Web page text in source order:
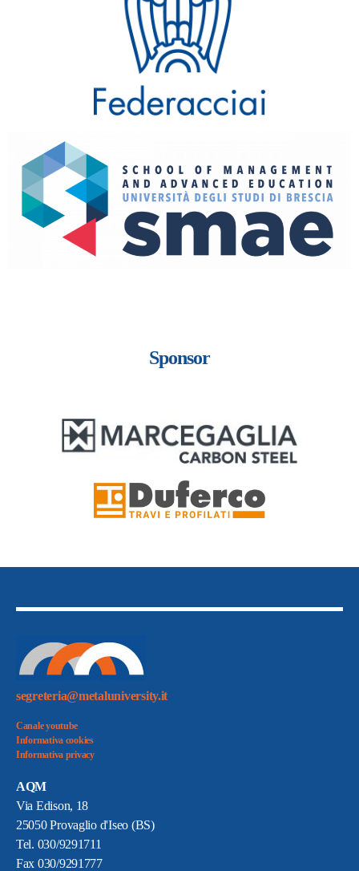
Sponsor
segreteria@metaluniversity.it
Canale youtube
Informativa cookies
Informativa privacy
AQM
Via Edison, 18
25050 Provaglio d'Iseo (BS)
Tel. 030/9291711
Fax 030/9291777